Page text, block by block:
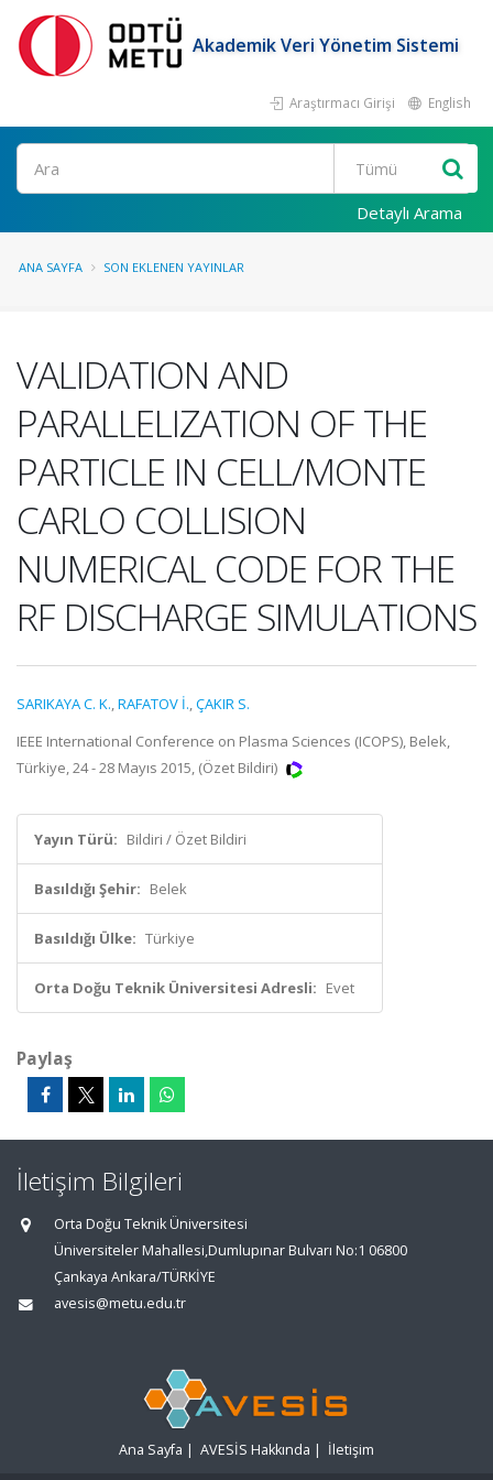
Akademik Veri Yönetim Sistemi
Araştırmacı Girişi English
Ara
Detaylı Arama
ANA SAYFA SON EKLENEN YAYINLAR
VALIDATION AND
PARALLELIZATION OF THE
PARTICLE IN CELL/MONTE
CARLO COLLISION
NUMERICAL CODE FOR THE
RF DISCHARGE SIMULATIONS
SARIKAYA C. K.,RAFATOV İ.,ÇAKIR S.
IEEE International Conference on Plasma Sciences (ICOPS), Belek,
Türkiye, 24 - 28 Mayıs 2015, (Özet Bildiri)
Yayın Türü: Bildiri / Özet Bildiri
Basıldığı Şehir: Belek
Basıldığı Ülke: Türkiye
Orta Doğu Teknik Üniversitesi Adresli: Evet
Paylaş
İletişim Bilgileri
Orta Doğu Teknik Üniversitesi
Üniversiteler Mahallesi,Dumlupınar Bulvarı No:1 06800
Çankaya Ankara/TÜRKİYE
avesis@metu.edu.tr
Ana Sayfa | AVESİS Hakkında | İletişim